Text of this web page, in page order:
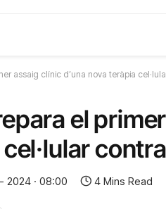
assaig clínic d’una nova teràpia
el
2024 · 08:00 4 Mins Read